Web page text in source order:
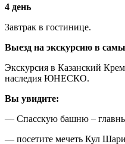
4 день
Завтрак в гостинице.
Выезд на экскурсию в
Экскурсия в Казанский
наследия ЮНЕСКО.
Вы увидите:
— Спасскую башню –
— посетите мечеть Кул